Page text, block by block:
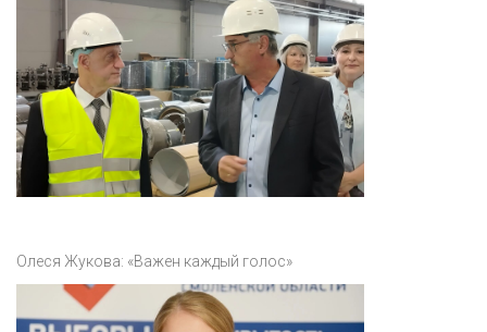
Олеся Жукова: «Важен каждый голос»